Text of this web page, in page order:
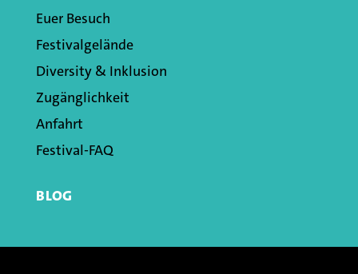
Euer Besuch
Festivalgelände
Diversity & Inklusion
Zugänglichkeit
Anfahrt
Festival-FAQ
BLOG